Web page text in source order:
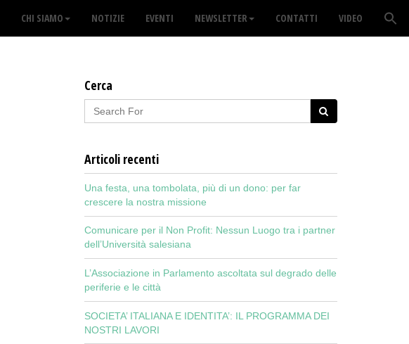
CHI SIAMO NOTIZIE EVENTI NEWSLETTER CONTATTI VIDEO
Cerca
Articoli recenti
Una festa, una tombolata, più di un dono: per far
crescere la nostra missione
Comunicare per il Non Profit: Nessun Luogo tra i partner
dell’Università salesiana
L’Associazione in Parlamento ascoltata sul degrado delle
periferie e le città
SOCIETA’ ITALIANA E IDENTITA’: IL PROGRAMMA DEI
NOSTRI LAVORI